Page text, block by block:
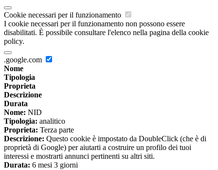
Cookie necessari per il funzionamento
I cookie necessari per il funzionamento non possono essere
disabilitati. È possibile consultare l'elenco nella pagina della cookie
policy.
.google.com
Nome
Tipologia
Proprieta
Descrizione
Durata
Nome: NID
Tipologia: analitico
Proprieta: Terza parte
Descrizione: Questo cookie è impostato da DoubleClick (che è di
proprietà di Google) per aiutarti a costruire un profilo dei tuoi
interessi e mostrarti annunci pertinenti su altri siti.
Durata: 6 mesi 3 giorni